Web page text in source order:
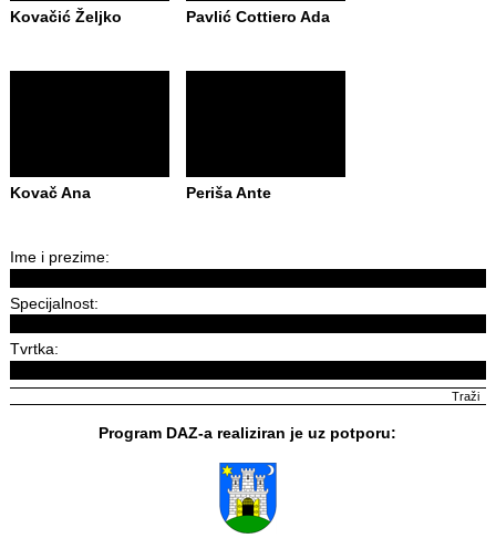
Kovačić Željko Pavlić Cottiero Ada
Kovač Ana Periša Ante
Ime i prezime:
Specijalnost:
Tvrtka:
Program DAZ-a realiziran je uz potporu: